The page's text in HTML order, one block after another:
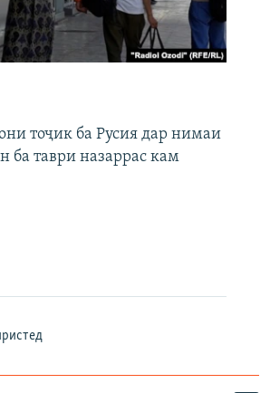
тоҷик ба Русия дар нимаи
ба таври назаррас кам